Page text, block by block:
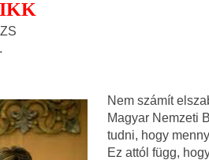
Nem számít
Magyar Nemzeti
tudni, hogy
Ez attól függ,